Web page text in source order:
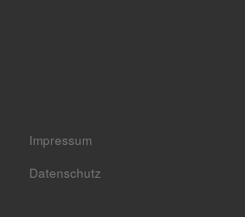
Impressum
Datenschutz